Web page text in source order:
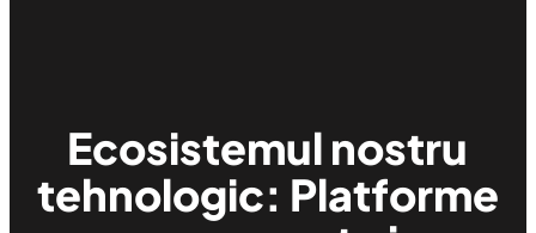
Ecosistemul nostru
tehnologic: Platforme